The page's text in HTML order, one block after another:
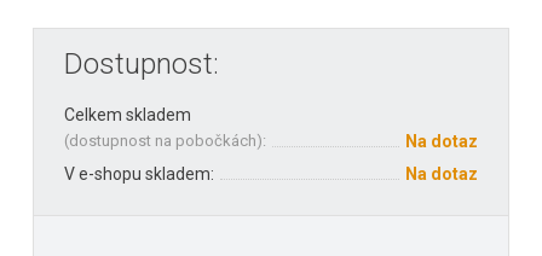
Dostupnost:
Celkem skladem
(dostupnost na pobočkách):
Na dotaz
V e-shopu skladem:
Na dotaz